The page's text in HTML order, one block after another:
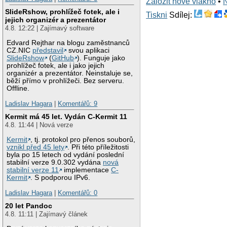
SlideRshow, prohlížeč fotek, ale i
jejich organizér a prezentátor
4.8. 12:22 | Zajímavý software
Edvard Rejthar na blogu zaměstnanců
CZ.NIC představil
svou aplikaci
SlideRshow
(GitHub ). Funguje jako
prohlížeč fotek, ale i jako jejich
organizér a prezentátor. Neinstaluje se,
běží přímo v prohlížeči. Bez serveru.
Offline.
Ladislav Hagara | Komentářů: 9
Kermit má 45 let. Vydán C-Kermit 11
4.8. 11:44 | Nová verze
Kermit , tj. protokol pro přenos souborů,
vznikl před 45 lety . Při této příležitosti
byla po 15 letech od vydání poslední
stabilní verze 9.0.302 vydána nová
stabilní verze 11
implementaceC-
Kermit . S podporou IPv6.
Ladislav Hagara | Komentářů: 0
20 let Pandoc
4.8. 11:11 | Zajímavý článek
Tiskni Sdílej: